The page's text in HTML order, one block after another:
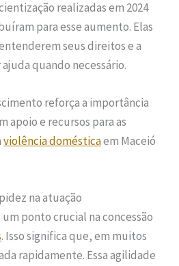
realizadas em 2024
para esse aumento. Elas
seus direitos e a
quando necessário.
reforça a importância
apoio e recursos para as
violência domésticaem Maceió
na atuação
um ponto crucial na concessão
. Isso significa que, em muitos
rapidamente. Essa agilidade